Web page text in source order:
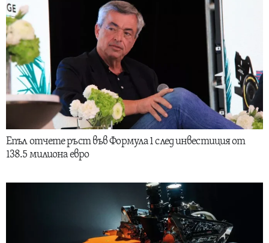
Епъл отчете ръст във Формула 1 след инвестиция от
138.5 милиона евро